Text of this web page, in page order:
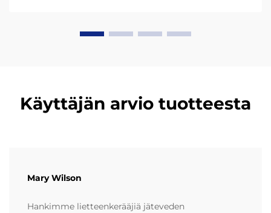
Käyttäjän arvio tuotteesta
Mary Wilson
Hankimme lietteenkerääjiä jäteveden